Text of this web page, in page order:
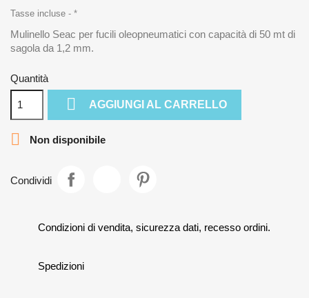
Tasse incluse *
Mulinello Seac per fucili oleopneumatici con capacità di 50 mt di
sagola da 1,2 mm.
Quantità
 AGGIUNGI AL CARRELLO
 Non disponibile
Condividi
Condizioni di vendita, sicurezza dati, recesso ordini.
Spedizioni